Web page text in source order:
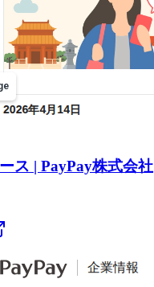
ス | PayPay株式会社